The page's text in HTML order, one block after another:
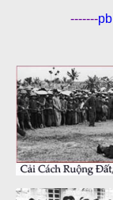
-------pb